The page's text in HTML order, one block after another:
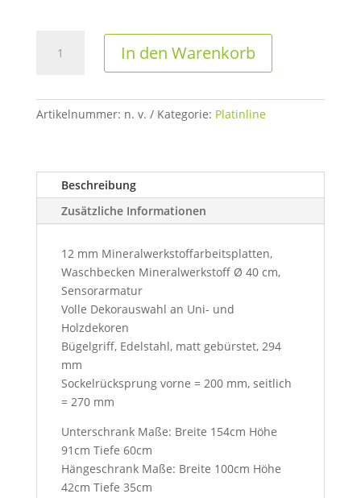
Behandlungszeile
Platinline
In den Warenkorb
Artikelnummer: n. v. Kategorie: Platinline
Beschreibung
Zusätzliche Informationen
12 mm Mineralwerkstoffarbeitsplatten,
Waschbecken Mineralwerkstoff Ø 40 cm,
Sensorarmatur
Volle Dekorauswahl an Uni- und
Holzdekoren
Bügelgriff, Edelstahl, matt gebürstet, 294
mm
Sockelrücksprung vorne = 200 mm, seitlich
= 270 mm
Unterschrank Maße: Breite 154cm Höhe
91cm Tiefe 60cm
Hängeschrank Maße: Breite 100cm Höhe
42cm Tiefe 35cm